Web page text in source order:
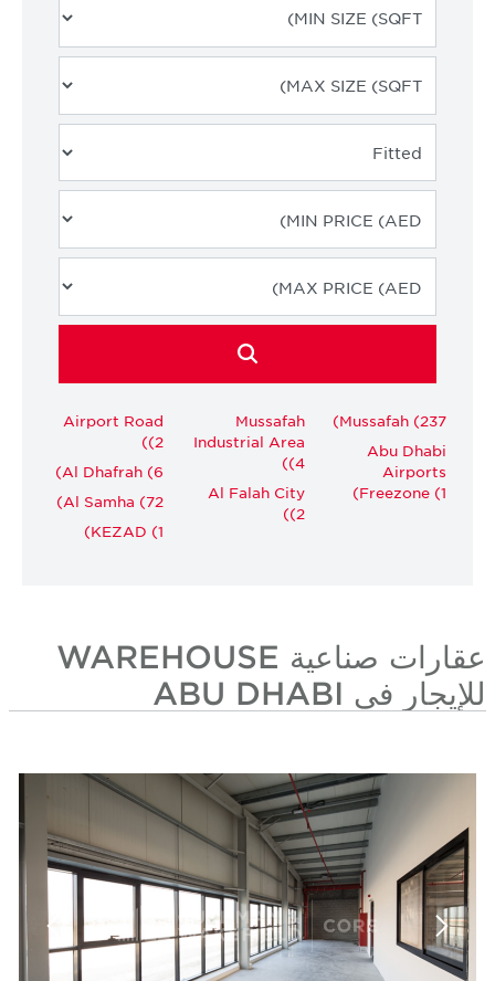
Mussafah (237)
Abu Dhabi
Airports
Freezone (1)
Mussafah
Industrial Area
(4)
Al Falah City
(2)
Airport Road
(2)
Al Dhafrah (6)
Al Samha (72)
KEZAD (1)
عقارات صناعية WAREHOUSE
للإيجار في ABU DHABI